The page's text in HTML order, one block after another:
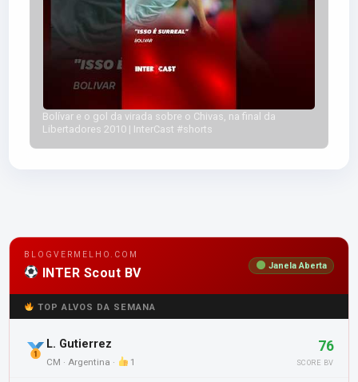
Bolívar e o gol da virada sobre o Chivas, na final da
Libertadores 2010 | InterCast #shorts
BLOGVERMELHO.COM
INTER Scout BV Janela Aberta
TOP ALVOS DA SEMANA
L. Gutierrez
CM · Argentina · 1
76
SCORE BV